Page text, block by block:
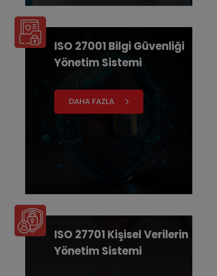
ISO 27001 Bilgi Güvenliği
Yönetim Sistemi
DAHA FAZLA
ISO 27701 Kişisel Verilerin
Yönetim Sistemi